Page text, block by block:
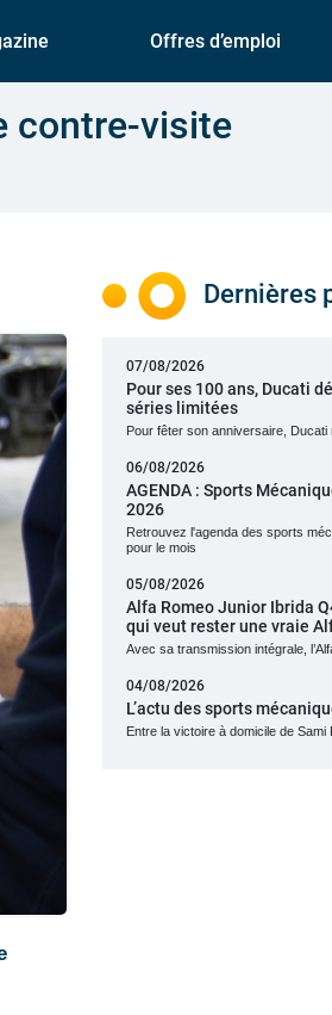
Offres d’emploi
contre-visite
Dernières
07/08/2026
Pour ses 100 ans, Ducati
séries limitées
Pour fêter son anniversaire, Ducati
06/08/2026
AGENDA : Sports
2026
Retrouvez l'agenda des sports
pour le mois
05/08/2026
Alfa Romeo Junior Ibrida
qui veut rester une vraie
Avec sa transmission intégrale,
04/08/2026
L’actu des sports
Entre la victoire à domicile de